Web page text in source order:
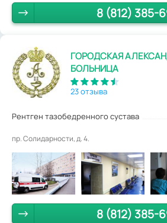
8 (812) 385-
ГОРОДСКАЯ
БОЛЬНИЦА
23 отзыва
Рентген тазобедренного сустава
пр. Солидарности, д. 4.
8 (812) 385-